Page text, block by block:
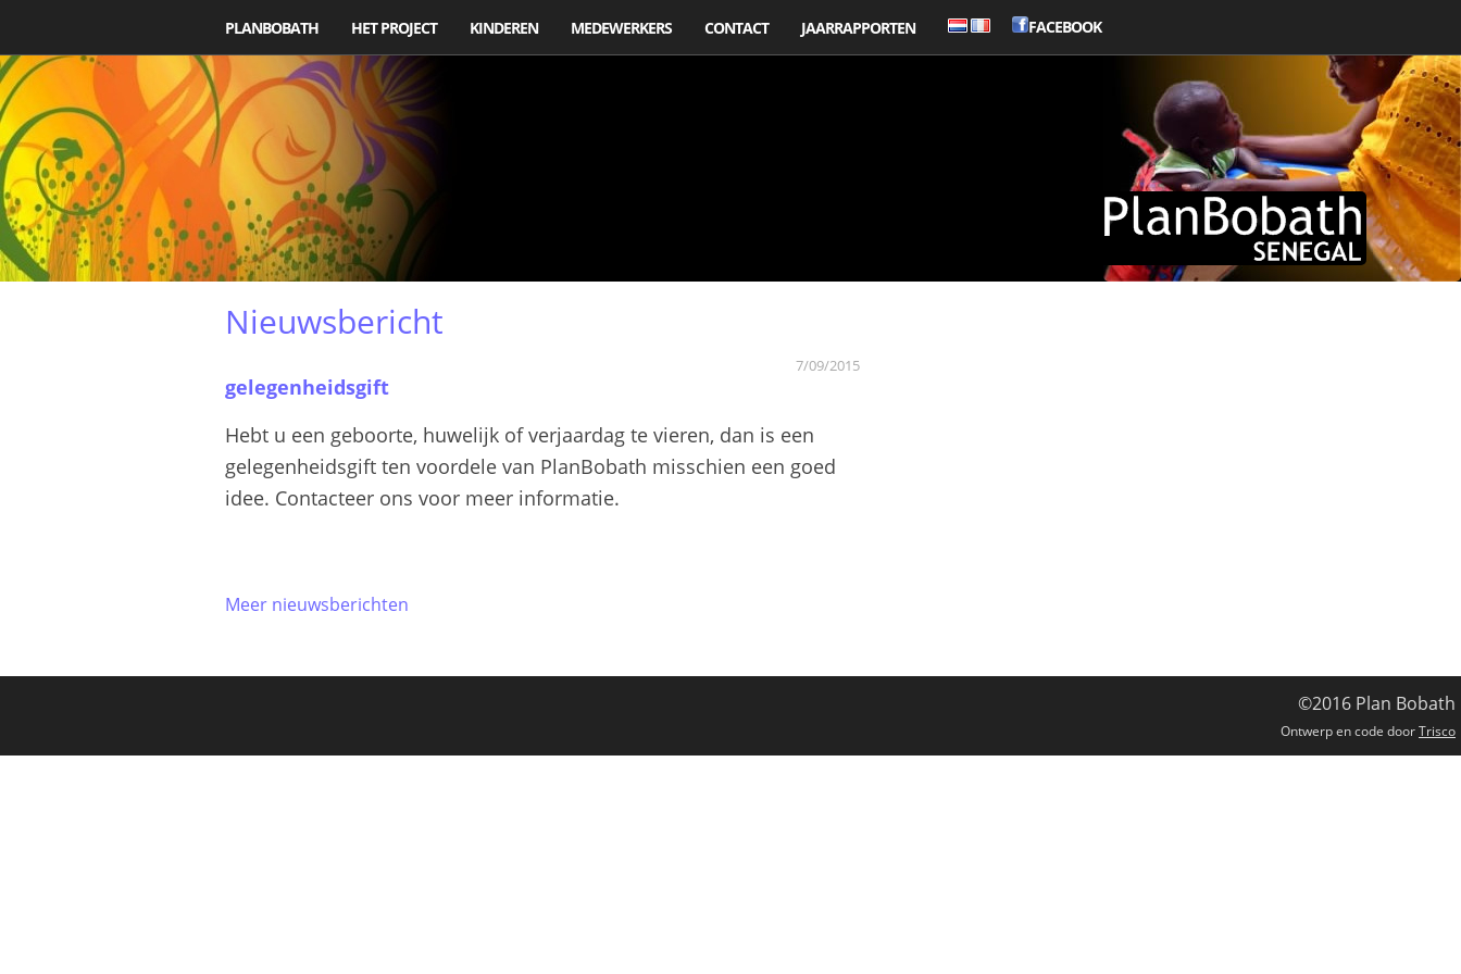
PLANBOBATH HET PROJECT KINDEREN MEDEWERKERS CONTACT JAARRAPPORTEN FACEBOOK
Nieuwsbericht
7/09/2015
gelegenheidsgift
Hebt u een geboorte, huwelijk of verjaardag te vieren, dan is een
gelegenheidsgift ten voordele van PlanBobath misschien een goed
idee. Contacteer ons voor meer informatie.
Meer nieuwsberichten
©2016 Plan Bobath
Ontwerp en code doorTrisco